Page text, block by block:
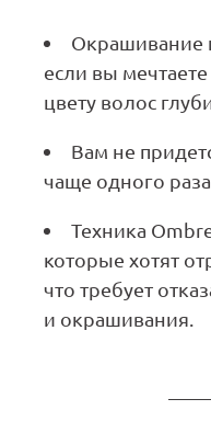
Окрашивание
если вы
цвету волос
Вам не
чаще одного
Техника
которые хотят
что требует
и окрашивания.